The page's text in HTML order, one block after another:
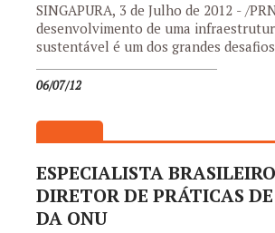
SINGAPURA, 3 de Julho de 2012 - /
desenvolvimento de uma
sustentável é um dos grandes
06/07/12
ESPECIALISTA
DIRETOR DE PRÁTICAS DE
DA ONU